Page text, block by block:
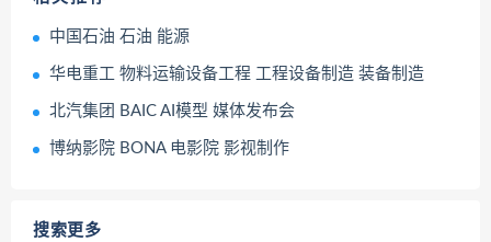
中国石油 石油 能源
华电重工 物料运输设备工程 工程设备制造 装备制造
北汽集团 BAIC AI模型 媒体发布会
博纳影院 BONA 电影院 影视制作
搜索更多